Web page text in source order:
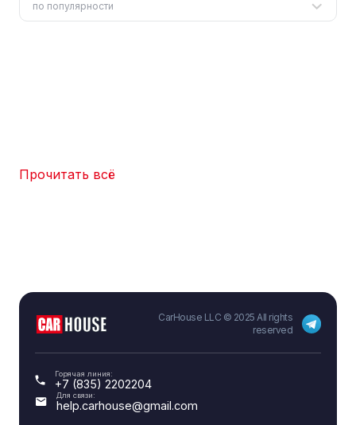
по популярности
Прочитать всё
CarHouse LLC © 2025 All rights
reserved
Горячая линия:
+7 (835) 2202204
Для связи:
help.carhouse@gmail.com